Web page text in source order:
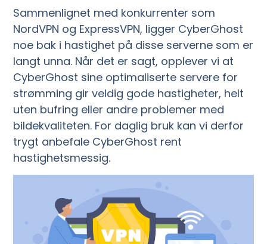
Sammenlignet med konkurrenter som
NordVPN og ExpressVPN, ligger CyberGhost
noe bak i hastighet på disse serverne som er
langt unna. Når det er sagt, opplever vi at
CyberGhost sine optimaliserte servere for
strømming gir veldig gode hastigheter, helt
uten bufring eller andre problemer med
bildekvaliteten. For daglig bruk kan vi derfor
trygt anbefale CyberGhost rent
hastighetsmessig.